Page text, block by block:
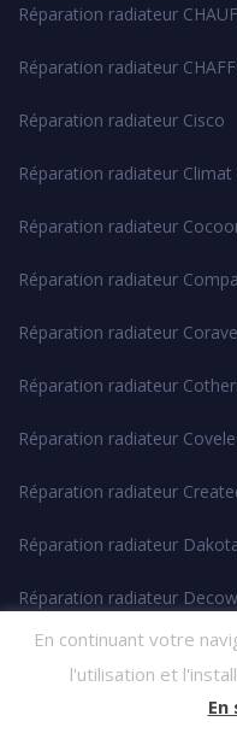
Réparation radiateur
Réparation radiateur
Réparation radiateur Cisco
Réparation radiateur
Réparation radiateur
Réparation radiateur
Réparation radiateur
Réparation radiateur
Réparation radiateur
Réparation radiateur
Réparation radiateur
Réparation radiateur
Réparation radiateur Delia
Réparation radiateur
En continuant votre
l'utilisation et